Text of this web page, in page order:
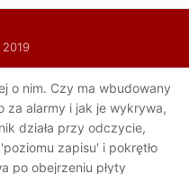
o nim. Czy ma wbudowany
za alarmy i jak je wykrywa,
działa przy odczycie,
zapisu' i pokrętło
po obejrzeniu płyty